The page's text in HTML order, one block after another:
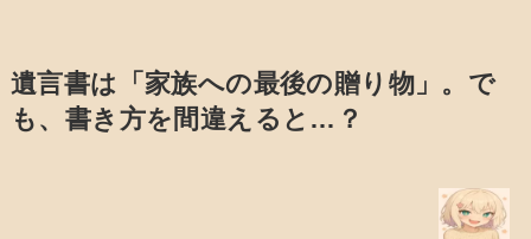
遺言書は「家族への最後の贈り物」。で
も、書き方を間違えると…？